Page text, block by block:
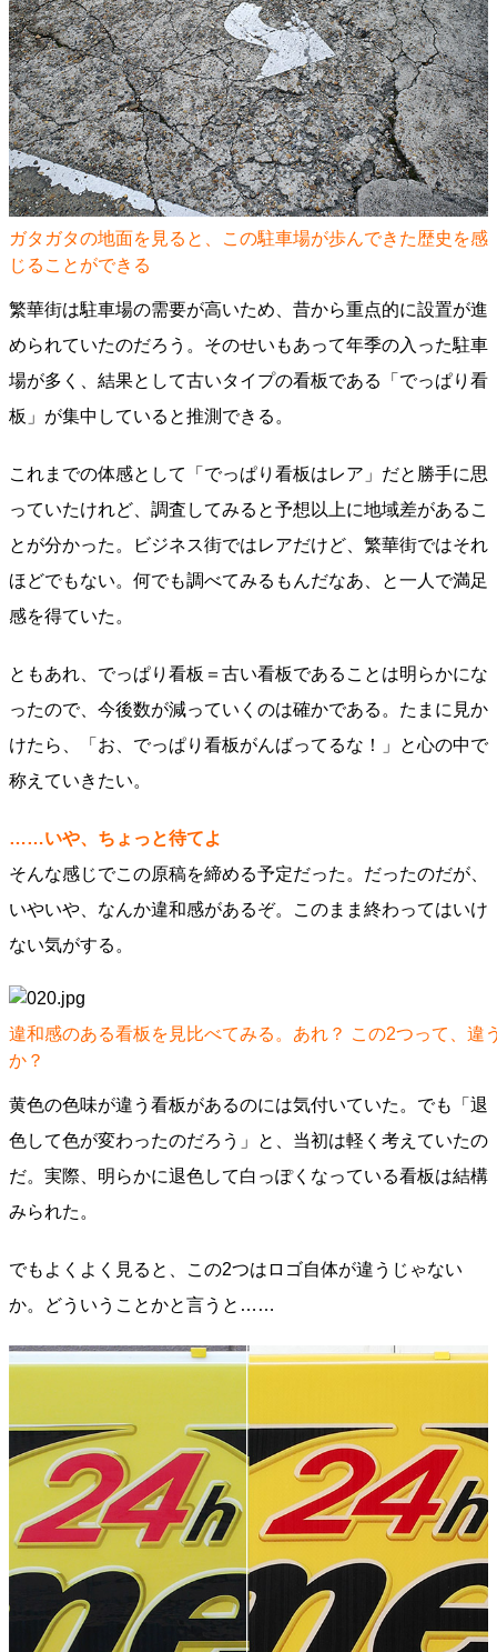
ガタガタの地面を見ると、この駐車場が歩んできた歴史を感
じることができる
繁華街は駐車場の需要が高いため、昔から重点的に設置が進
められていたのだろう。そのせいもあって年季の入った駐車
場が多く、結果として古いタイプの看板である「でっぱり看
板」が集中していると推測できる。
これまでの体感として「でっぱり看板はレア」だと勝手に思
っていたけれど、調査してみると予想以上に地域差があるこ
とが分かった。ビジネス街ではレアだけど、繁華街ではそれ
ほどでもない。何でも調べてみるもんだなあ、と一人で満足
感を得ていた。
ともあれ、でっぱり看板＝古い看板であることは明らかにな
ったので、今後数が減っていくのは確かである。たまに見か
けたら、「お、でっぱり看板がんばってるな！」と心の中で
称えていきたい。
……いや、ちょっと待てよ
そんな感じでこの原稿を締める予定だった。だったのだが、
いやいや、なんか違和感があるぞ。このまま終わってはいけ
ない気がする。
違和感のある看板を見比べてみる。あれ？ この2つって、違
か？
黄色の色味が違う看板があるのには気付いていた。でも「退
色して色が変わったのだろう」と、当初は軽く考えていたの
だ。実際、明らかに退色して白っぽくなっている看板は結構
みられた。
でもよくよく見ると、この2つはロゴ自体が違うじゃない
か。どういうことかと言うと……